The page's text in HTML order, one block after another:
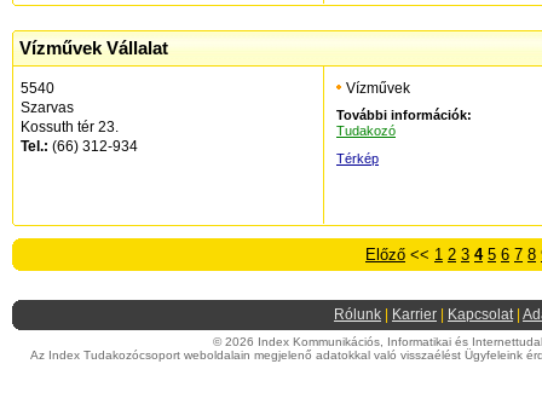
Vízművek Vállalat
5540
Szarvas
Kossuth tér 23.
Tel.: (66) 312-934
Vízművek
További információk:
Tudakozó
Térkép
Előző << 1 2 3 4 5 6 7 8
Rólunk Karrier Kapcsolat|
© 2026 Index Kommunikációs, Informatikai és
Az Index Tudakozócsoport weboldalain megjelenő adatokkal való visszaélést Ügyfeleink